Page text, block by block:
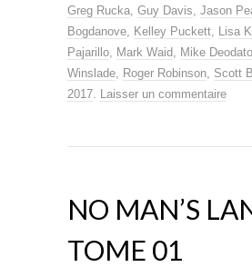
Greg Rucka Guy Davis Jason
Bogdanove
Kelley Puckett Lisa
Pajarillo
Mark Waid Mike
Winslade
Roger Robinson Scott
2017
Laisser un commentaire
NO MAN’S
TOME 01